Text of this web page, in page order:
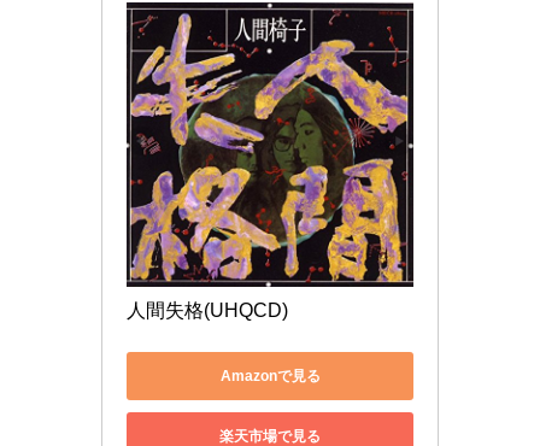
人間失格(UHQCD)
Amazonで見る
楽天市場で見る